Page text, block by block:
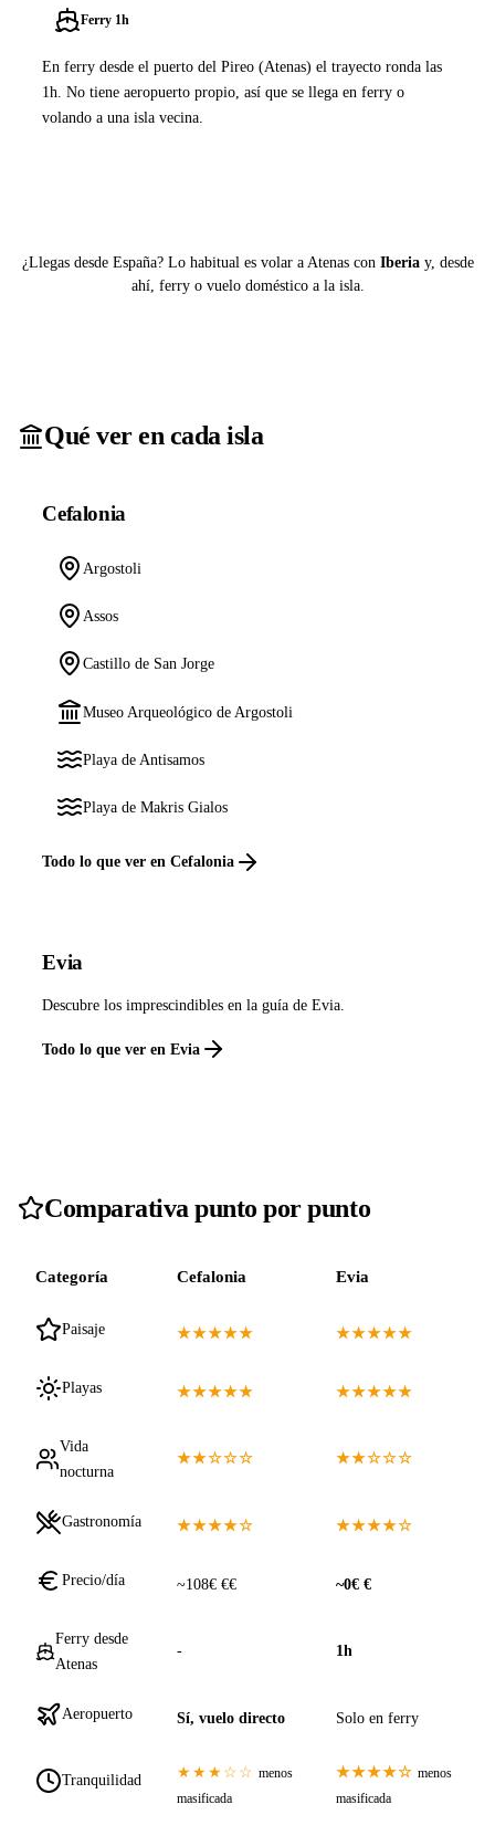
Ferry 1h
En ferry desde el puerto del Pireo (Atenas) el trayecto ronda las
1h. No tiene aeropuerto propio, así que se llega en ferry o
volando a una isla vecina.
¿Llegas desde España? Lo habitual es volar a Atenas con Iberiay, desde
ahí, ferry o vuelo doméstico a la isla.
Qué ver en cada isla
Cefalonia
Argostoli
Assos
Castillo de San Jorge
Museo Arqueológico de Argostoli
Playa de Antisamos
Playa de Makris Gialos
Todo lo que ver en Cefalonia
Evia
Descubre los imprescindibles en la guía de Evia.
Todo lo que ver en Evia
Comparativa punto por punto
Categoría Cefalonia Evia
Paisaje ★★★★★ ★★★★★
Playas ★★★★★ ★★★★★
Vida
nocturna
★★☆☆☆ ★★☆☆☆
Gastronomía ★★★★☆ ★★★★☆
Precio/día ~108€ €€ ~0€ €
Ferry desde
Atenas
- 1h
Aeropuerto Sí, vuelo directo Solo en ferry
Tranquilidad ★★★☆☆ menos
masificada
★★★★☆ menos
masificada